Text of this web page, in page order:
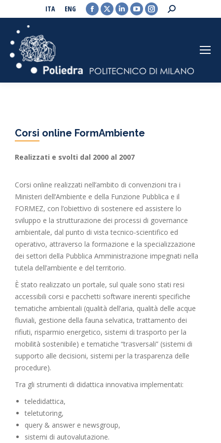
ITA ENG
Facebook
page
window
X
page
window
Linkedin
page
window
YouTube
page
window
Instagram
page
window
Search:
Corsi online FormAmbiente
Realizzati e svolti dal 2000 al 2007
Corsi online realizzati nell’ambito di convenzioni tra i
Ministeri dell’Ambiente e della Funzione Pubblica e il
FORMEZ, con l’obiettivo di sostenere ed assistere lo
sviluppo e la strutturazione dei processi di governance
ambientale, dal punto di vista tecnico-scientifico ed
operativo, attraverso la formazione e la specializzazione
dei settori della Pubblica Amministrazione impegnati nella
tutela dell’ambiente e del territorio.
È stato realizzato un portale, sul quale sono stati resi
accessibili corsi e pacchetti software inerenti specifiche
tematiche ambientali (qualità dell’aria, qualità delle acque
fluviali, gestione della fauna selvatica, trattamento dei
rifiuti, risparmio energetico, sistemi di trasporto per la
mobilità sostenibile) e tematiche “trasversali” (sistemi di
supporto alle decisioni, sistemi per la trasparenza delle
procedure).
Tra gli strumenti di didattica innovativa implementati:
teledidattica,
teletutoring,
query & answer e newsgroup,
sistemi di autovalutazione.